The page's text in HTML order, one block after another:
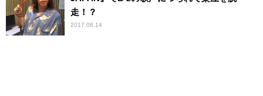
走！？
2017.08.14